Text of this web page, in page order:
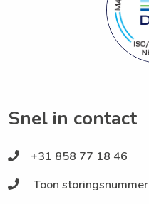
Snel in contact
+31 858 77 18 46
Toon storingsnummer